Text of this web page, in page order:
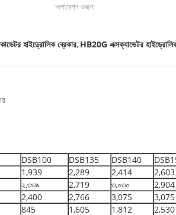
অপারেশন ওজন:
হাইড্রোলিক ব্রেকার, HB20G এক্সক্যাভেটর
DSB100 DSB135 DSB140
1,939 2,289 2,414 2,603
২,৩৩৯ 2,719 ৩,০৩০ 2,904
2,400 2,766 3,075 3,075
845 1,605 1,812 2,530